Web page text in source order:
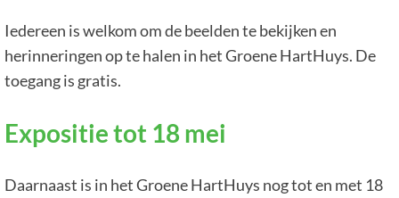
Iedereen is welkom om de beelden te bekijken en
herinneringen op te halen in het Groene HartHuys. De
toegang is gratis.
Expositie tot 18 mei
Daarnaast is in het Groene HartHuys nog tot en met 18